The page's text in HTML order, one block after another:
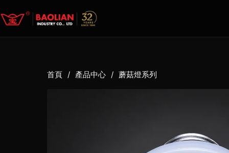
首頁 / 產品中心 / 蘑菇燈系列